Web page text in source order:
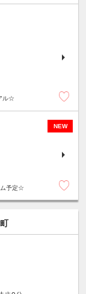
ル☆
NEW
ム予定☆